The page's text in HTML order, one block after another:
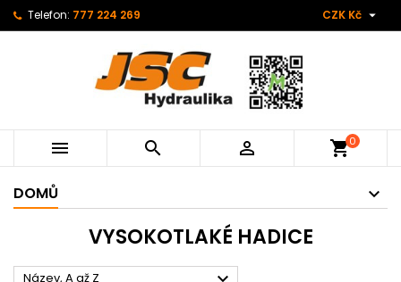
Telefon: 777 224 269 CZK Kč 
   shopping_cart0
DOMŮ
VYSOKOTLAKÉ HADICE
Název, A až Z